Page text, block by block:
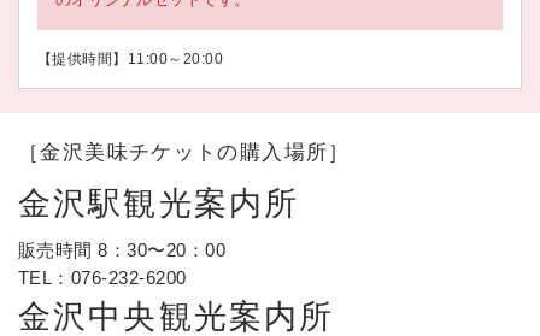
【提供時間】11:00～20:00
［金沢美味チケットの購入場所］
金沢駅観光案内所
販売時間 8：30〜20：00
TEL： 076-232-6200
金沢中央観光案内所